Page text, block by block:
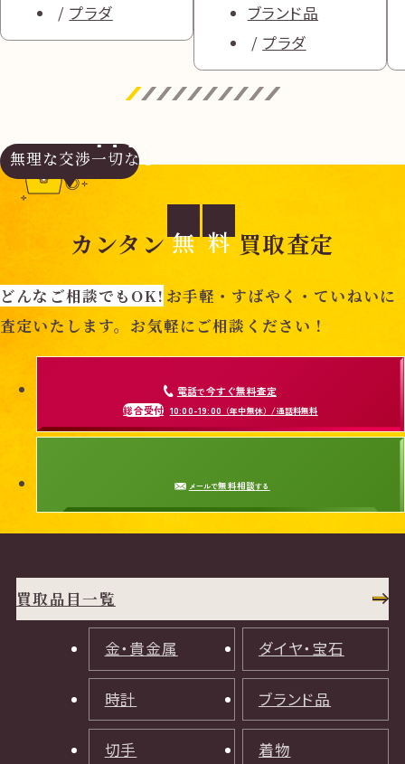
プラダ
ブランド品
プラダ
無理な交渉一切なし
カンタン 無 料 買取査定
どんなご相談でもOK! お手軽・すばやく・ていねいに
査定いたします。お気軽にご相談ください！
電話で今すぐ無料査定
総合受付 10:00-19:00 （年中無休）/通話料無料
メールで無料相談する
買取品目一覧
金・貴金属 ダイヤ・宝石
時計 ブランド品
切手 着物